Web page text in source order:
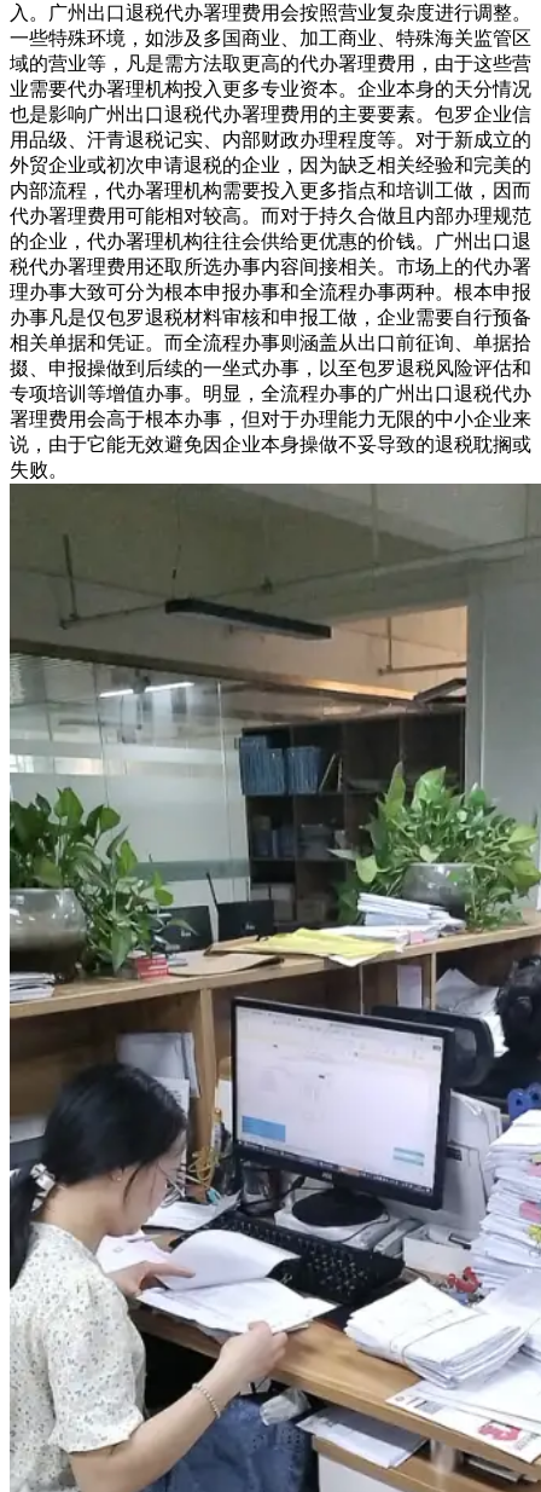
入。广州出口退税代办署理费用会按照营业复杂度进行调整。
一些特殊环境，如涉及多国商业、加工商业、特殊海关监管区
域的营业等，凡是需方法取更高的代办署理费用，由于这些营
业需要代办署理机构投入更多专业资本。企业本身的天分情况
也是影响广州出口退税代办署理费用的主要要素。包罗企业信
用品级、汗青退税记实、内部财政办理程度等。对于新成立的
外贸企业或初次申请退税的企业，因为缺乏相关经验和完美的
内部流程，代办署理机构需要投入更多指点和培训工做，因而
代办署理费用可能相对较高。而对于持久合做且内部办理规范
的企业，代办署理机构往往会供给更优惠的价钱。广州出口退
税代办署理费用还取所选办事内容间接相关。市场上的代办署
理办事大致可分为根本申报办事和全流程办事两种。根本申报
办事凡是仅包罗退税材料审核和申报工做，企业需要自行预备
相关单据和凭证。而全流程办事则涵盖从出口前征询、单据拾
掇、申报操做到后续的一坐式办事，以至包罗退税风险评估和
专项培训等增值办事。明显，全流程办事的广州出口退税代办
署理费用会高于根本办事，但对于办理能力无限的中小企业来
说，由于它能无效避免因企业本身操做不妥导致的退税耽搁或
失败。